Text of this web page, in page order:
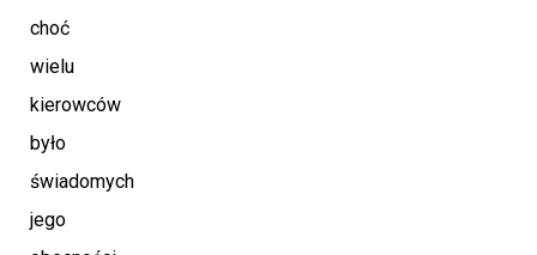
choć
wielu
kierowców
było
świadomych
jego